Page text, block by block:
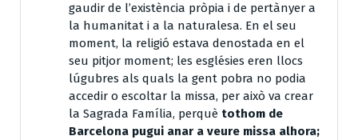
gaudir de l’existència pròpia i de pertànyer a
la humanitat i a la naturalesa. En el seu
moment, la religió estava denostada en el
seu pitjor moment; les esglésies eren llocs
lúgubres als quals la gent pobra no podia
accedir o escoltar la missa, per això va crear
la Sagrada Família, perquè tothom de
Barcelona pugui anar a veure missa alhora;